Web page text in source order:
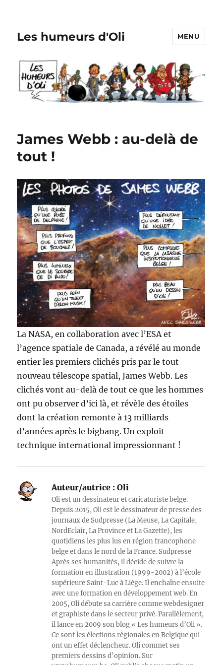
Les humeurs d'Oli MENU
James Webb : au-delà de
tout !
La NASA, en collaboration avec l’ESA et
l’agence spatiale de Canada, a révélé au monde
entier les premiers clichés pris par le tout
nouveau télescope spatial, James Webb. Les
clichés vont au-delà de tout ce que les hommes
ont pu observer d’ici là, et révèle des étoiles
dont la création remonte à 13 milliards
d’années après le bigbang. Un exploit
technique international impressionnant !
Auteur/autrice : Oli
Oli est un dessinateur et caricaturiste belge.
Depuis 2015, Oli est le dessinateur de presse des
journaux de Sudpresse (La Meuse, La Capitale,
NordEclair, La Province et La Gazette), les
quotidiens les plus lus en région francophone
belge et dans le nord de la France. Sudpresse
Après ses humanités, il décide de suivre la
formation en illustration (1999-2002) à l’école
supérieure Saint-Luc à Liège. Il enchaîne ensuite
avec une formation en développement web. En
2005, Oli débute sa carrière comme webdesigner
et graphiste dans le secteur privé. Parallèlement,
il lance en 2009 son blog « Les humeurs d’Oli ».
Ce sont les élections régionales en Belgique qui
ont un effet déclencheur. Oli commet ses
premiers dessins d’opinion. Sur